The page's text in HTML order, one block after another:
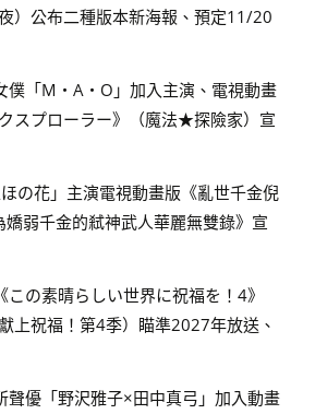
）公布二種版本新海報、預定11/20
僕「M・A・O」加入主演、電視動畫
スプローラー》（魔法★探險家）宣
の花」主演電視動畫版《亂世千金倪
嬌弱千金的弒神武人華麗無雙錄》宣
の素晴らしい世界に祝福を！4》
上祝福！第4季）瞄準2027年放送、
聲優「野沢雅子×田中真弓」加入動畫